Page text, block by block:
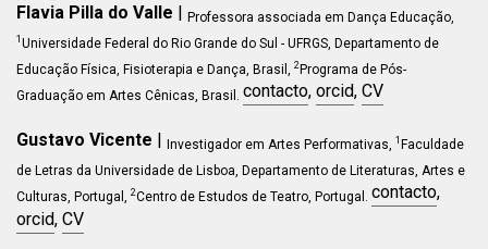
Flavia Pilla do Valle | Professora associada em Dança Educação,
1 Universidade Federal do Rio Grande do Sul - UFRGS, Departamento de
Educação Física, Fisioterapia e Dança, Brasil, 2Programa de Pós-
Graduação em Artes Cênicas, Brasil. contacto, orcid, CV
Gustavo Vicente | Investigador em Artes Performativas, 1 Faculdade
de Letras da Universidade de Lisboa, Departamento de Literaturas, Artes e
Culturas, Portugal, 2Centro de Estudos de Teatro, Portugal . contacto,
orcid, CV